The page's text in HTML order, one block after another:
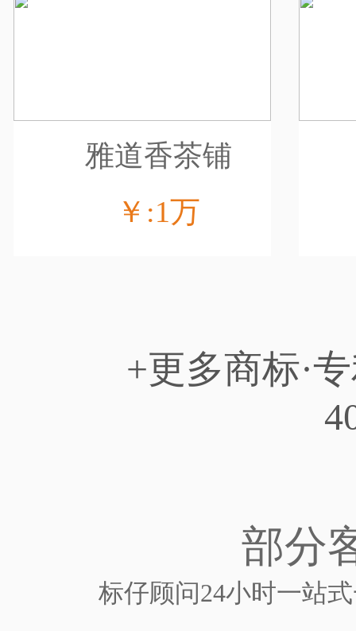
雅道香茶铺
￥:1万
+更多商标·
部分
标仔顾问24小时一站